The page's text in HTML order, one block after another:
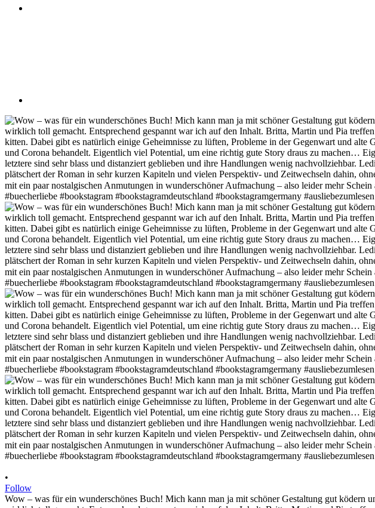
•
Follow
Wow – was für ein wunderschönes Buch! Mich kann man ja mit schöner Gestaltung gut ködern